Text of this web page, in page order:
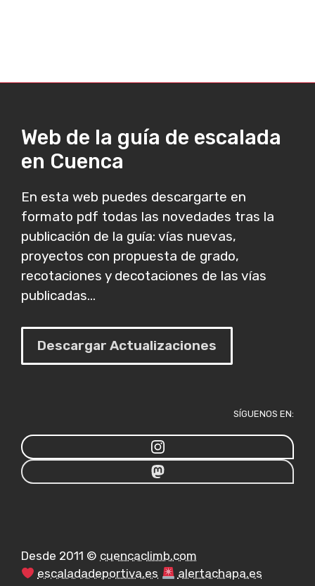
Web de la guía de escalada
en Cuenca
En esta web puedes descargarte en
formato pdf todas las novedades tras la
publicación de la guía: vías nuevas,
proyectos con propuesta de grado,
recotaciones y decotaciones de las vías
publicadas...
Descargar Actualizaciones
SÍGUENOS EN:
Desde 2011 © cuencaclimb.com
escaladadeportiva.es
alertachapa.es